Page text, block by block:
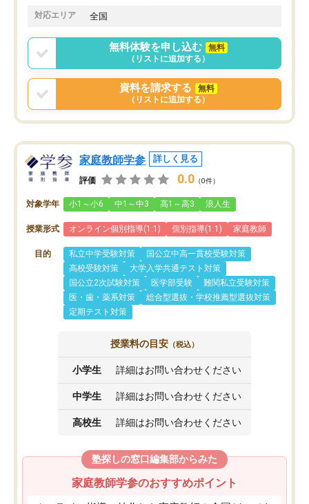
対応エリア 全国
無料体験を申し込む
無料
（リストに追加する）
資料を請求する
無料
（リストに追加する）
家庭教師学参 詳しく見る
評価 0.0 （0件）
対象学年 小1～小6 中1～中3 高1～高3 浪人生
授業形式 オンライン個別指導(1:1) 個別指導(1:1) 家庭教師
目的 私立中学受験対策
国公立中高一貫校受験対策
高校受験対策
大学入学共通テスト対策
国公立2次試験対策
医学部受験
難関私立受験対策
医・歯・薬系対策
総合型選抜・学校推薦型選抜対策
定期テスト対策
授業料の目安 （税込）
小学生 詳細はお問い合わせください
中学生 詳細はお問い合わせください
高校生 詳細はお問い合わせください
塾探しの窓口編集部からみた
家庭教師学参のおすすめポイント